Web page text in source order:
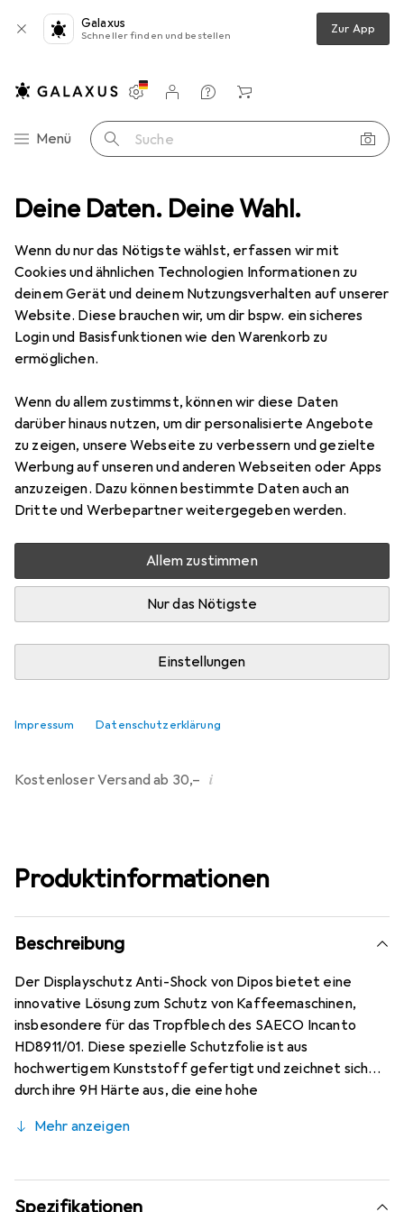
Deine Daten. Deine Wahl.
Wenn du nur das Nötigste wählst, erfassen wir mit
Cookies und ähnlichen Technologien Informationen zu
deinem Gerät und deinem Nutzungsverhalten auf unserer
Website. Diese brauchen wir, um dir bspw. ein sicheres
Login und Basisfunktionen wie den Warenkorb zu
ermöglichen.
Wenn du allem zustimmst, können wir diese Daten
darüber hinaus nutzen, um dir personalisierte Angebote
zu zeigen, unsere Webseite zu verbessern und gezielte
Werbung auf unseren und anderen Webseiten oder Apps
anzuzeigen. Dazu können bestimmte Daten auch an
Dritte und Werbepartner weitergegeben werden.
Allem zustimmen
Nur das Nötigste
Einstellungen
Impressum Datenschutzerklärung
Galaxus
Schneller finden und bestellen Zur App
Navigation nach Kategorien
Menü Suche
Einstellungen
Kundenkonto
Vergleichslisten
Merklisten
Warenkorb
+ Video Geräte Schutzfolie Dipos Displayschutz Anti-Shock
8 Bilder
DiposDisplayschutz Anti-Shock
EUR
12,99
214
Bewertungen
Mehr als 10 Stück an Lager beim Drittanbieter
Lieferort angeben für genaue Lieferzeit
In den Warenkorb
Vergleichen
Kostenloser Versand ab 30,– i
Produktinformationen
Beschreibung
Der Displayschutz Anti-Shock von Dipos bietet eine
innovative Lösung zum Schutz von Kaffeemaschinen,
insbesondere für das Tropfblech des SAECO Incanto
HD8911/01. Diese spezielle Schutzfolie ist aus
hochwertigem Kunststoff gefertigt und zeichnet sich
durch ihre 9H Härte aus, die eine hohe
gewährleistet. Im Gegensatz zu herkömmlichem Glas
sicheren Wahl für den täglichen Gebrauch macht. Die
Anti-Shock-Schicht sorgt dafür, dass Stösse effektiv
Mehr anzeigen
Spezifikationen